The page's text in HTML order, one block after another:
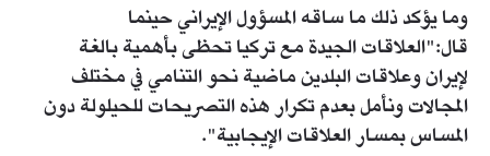
وما يؤكد ذلك ما ساقه المسؤول الإيراني حينما
قال:"العلاقات الجيدة مع تركيا تحظى بأهمية بالغة
لإيران وعلاقات البلدين ماضية نحو التنامي في مختلف
المجالات ونأمل بعدم تكرار هذه التصريحات للحيلولة دون
المساس بمسار العلاقات الإيجابية".